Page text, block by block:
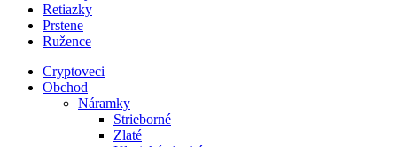
Retiazky
Prstene
Ružence
Cryptoveci
Obchod
Náramky
Strieborné
Zlaté